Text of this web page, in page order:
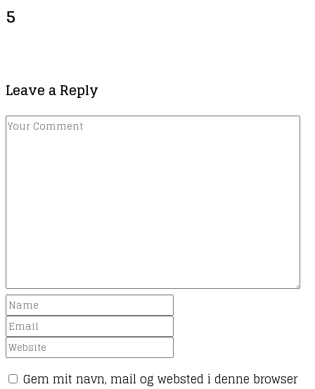
5
Leave a Reply
Gem mit navn, mail og websted i denne browser